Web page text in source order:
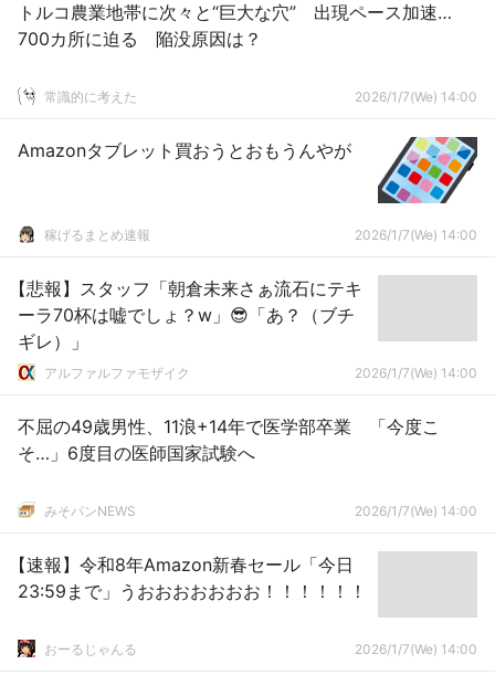
トルコ農業地帯に次々と“巨大な穴” 出現ペース加速…
700カ所に迫る 陥没原因は？
常識的に考えた 2026/1/7(We) 14:00
Amazonタブレット買おうとおもうんやが
稼げるまとめ速報 2026/1/7(We) 14:00
【悲報】スタッフ「朝倉未来さぁ流石にテキ
ーラ70杯は嘘でしょ？w」😎「あ？（ブチ
ギレ）」
アルファルファモザイク 2026/1/7(We) 14:00
不屈の49歳男性、11浪+14年で医学部卒業 「今度こ
そ…」6度目の医師国家試験へ
みそパンNEWS 2026/1/7(We) 14:00
【速報】令和8年Amazon新春セール「今日
23:59まで」うおおおおおおお！！！！！！
おーるじゃんる 2026/1/7(We) 14:00